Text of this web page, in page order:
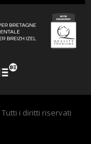
Tutti i diritti riservati